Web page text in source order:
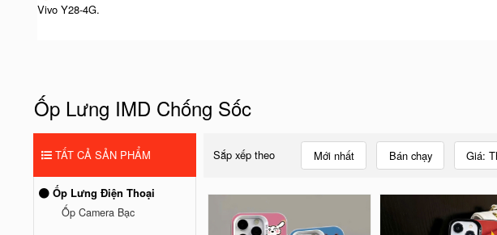
Vivo Y28-4G.
Ốp Lưng IMD Chống Sốc
TẤT CẢ SẢN PHẨM
Ốp Lưng Điện Thoại
Ốp Camera Bạc
Sắp xếp theo Mới nhất Bán chạy Giá: